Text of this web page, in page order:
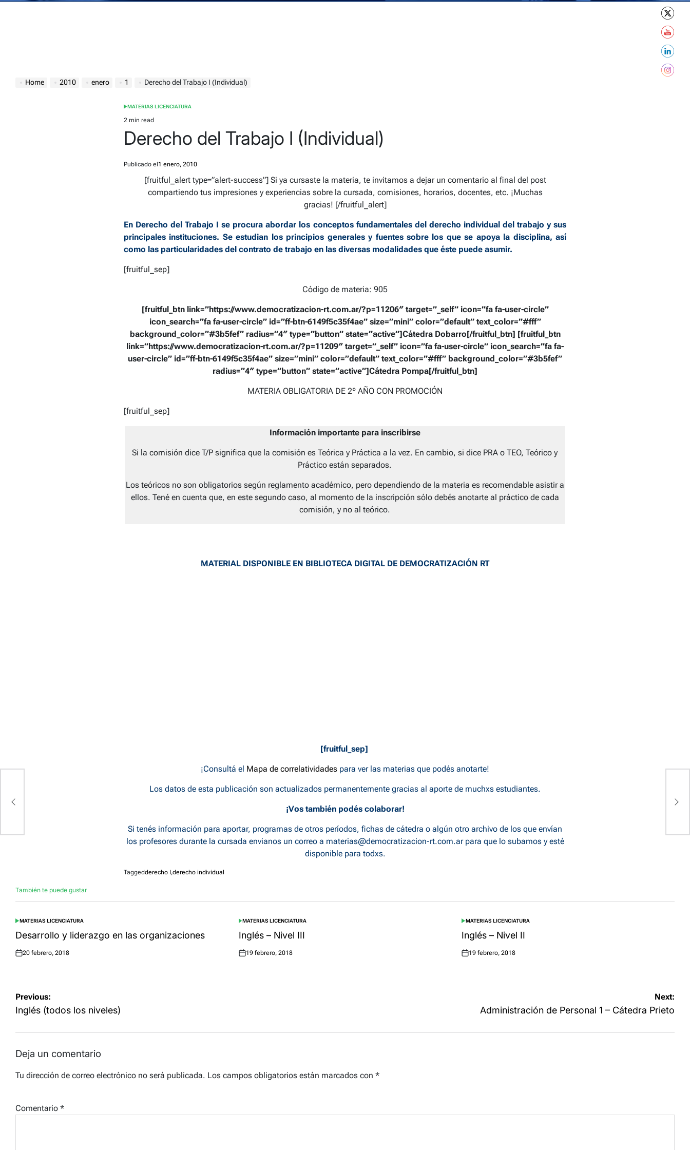
Home 2010 enero 1 Derecho del Trabajo I (Individual)
POSTED
IN
MATERIAS LICENCIATURA
Estimated
read
time
2 min read
Derecho del Trabajo I (Individual)
Publicado el 1 enero, 2010
[fruitful_alert type=”alert-success”] Si ya cursaste la materia, te invitamos a dejar un comentario al final del post
compartiendo tus impresiones y experiencias sobre la cursada, comisiones, horarios, docentes, etc. ¡Muchas
gracias! [/fruitful_alert]
En Derecho del Trabajo I se procura abordar los conceptos fundamentales del derecho individual del trabajo y sus
principales instituciones. Se estudian los principios generales y fuentes sobre los que se apoya la disciplina, así
como las particularidades del contrato de trabajo en las diversas modalidades que éste puede asumir.
[fruitful_sep]
Código de materia: 905
[fruitful_btn link=”https://www.democratizacion-rt.com.ar/?p=11206″ target=”_self” icon=”fa fa-user-circle”
icon_search=”fa fa-user-circle” id=”ff-btn-6149f5c35f4ae” size=”mini” color=”default” text_color=”#fff”
background_color=”#3b5fef” radius=”4″ type=”button” state=”active”]Cátedra Dobarro[/fruitful_btn] [fruitful_btn
link=”https://www.democratizacion-rt.com.ar/?p=11209″ target=”_self” icon=”fa fa-user-circle” icon_search=”fa fa-
user-circle” id=”ff-btn-6149f5c35f4ae” size=”mini” color=”default” text_color=”#fff” background_color=”#3b5fef”
radius=”4″ type=”button” state=”active”]Cátedra Pompa[/fruitful_btn]
MATERIA OBLIGATORIA DE 2º AÑO CON PROMOCIÓN
[fruitful_sep]
Información importante para inscribirse
Si la comisión dice T/P significa que la comisión es Teórica y Práctica a la vez. En cambio, si dice PRA o TEO, Teórico y
Práctico están separados.
Los teóricos no son obligatorios según reglamento académico, pero dependiendo de la materia es recomendable asistir a
ellos. Tené en cuenta que, en este segundo caso, al momento de la inscripción sólo debés anotarte al práctico de cada
comisión, y no al teórico.
MATERIAL DISPONIBLE EN BIBLIOTECA DIGITAL DE DEMOCRATIZACIÓN RT
[fruitful_sep]
¡Consultá el Mapa de correlatividades para ver las materias que podés anotarte!
Los datos de esta publicación son actualizados permanentemente gracias al aporte de muchxs estudiantes.
¡Vos también podés colaborar!
Si tenés información para aportar, programas de otros períodos, fichas de cátedra o algún otro archivo de los que envían
los profesores durante la cursada envianos un correo a materias@democratizacion-rt.com.arpara que lo subamos y esté
disponible para todxs.
Taggedderecho I,derecho individual
También te puede gustar
POSTED
IN
MATERIAS LICENCIATURA
Desarrollo y liderazgo en las organizaciones
Posted
20 febrero, 2018
POSTED
IN
MATERIAS LICENCIATURA
Inglés – Nivel III
Posted
19 febrero, 2018
POSTED
IN
MATERIAS LICENCIATURA
Inglés – Nivel II
Posted
19 febrero, 2018
Navegación
de
Previous:
Inglés (todos los niveles)
Next:
Administración de Personal 1 – Cátedra Prieto
Deja un comentario
Tu dirección de correo electrónico no será publicada. Los campos obligatorios están marcados con *
Comentario *